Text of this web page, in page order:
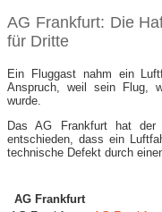
AG Frankfurt: Die
für Dritte
Ein Fluggast nahm ein
Anspruch, weil sein Flug,
wurde.
Das AG Frankfurt hat der
entschieden, dass ein
technische Defekt durch
AG Frankfurt